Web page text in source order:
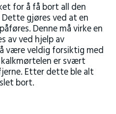
for å få bort all den
gjøres ved at en
Denne må virke en
av ved hjelp av
være veldig forsiktig med
er svært
Etter dette ble alt
bort.